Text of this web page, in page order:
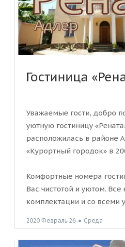
Гостиница
Уважаемые гости, добро
уютную гостиницу
расположилась в районе
«Курортный городок» в
Комфортные номера
Вас чистотой и уютом.
комплектации и со всеми
2020 Февраль 26 ● Среда